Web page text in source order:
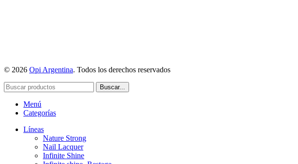
© 2026 Opi Argentina. Todos los derechos reservados
Buscar...
Menú
Categorías
Líneas
Nature Strong
Nail Lacquer
Infinite Shine